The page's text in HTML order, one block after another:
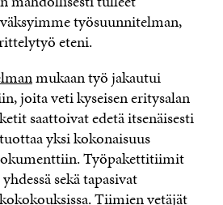
työsuunnitelman,
eteni.
mukaan työ jakautui
joita veti kyseisen eritysalan
saattoivat edetä itsenäisesti
yksi kokonaisuus
Työpakettitiimit
sekä tapasivat
Tiimien vetäjät